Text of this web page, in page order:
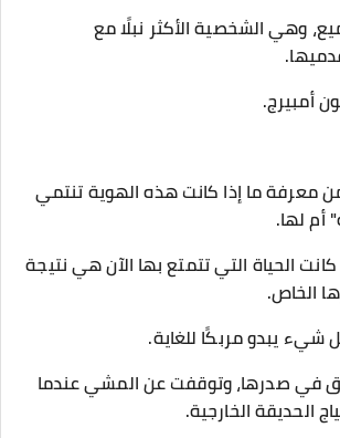
وهي الشخصية الأكثر نبلًا مع
أمبيرج.
معرفة ما إذا كانت هذه الهوية تنتمي
أم لها.
الحياة التي تتمتع بها الآن هي نتيجة
الخاص.
شيء يبدو مربكًا للغاية.
في صدرها، وتوقفت عن المشي عندما
الحديقة الخارجية.